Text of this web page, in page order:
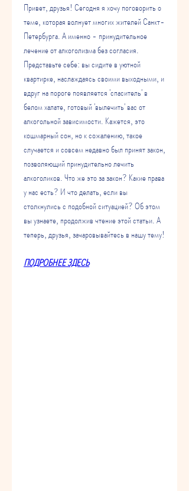
Привет, друзья! Сегодня я хочу поговорить о
теме, которая волнует многих жителей Санкт-
Петербурга. А именно - принудительное
лечение от алкоголизма без согласия.
Представьте себе: вы сидите в уютной
квартирке, наслаждаясь своими выходными, и
вдруг на пороге появляется 'спаситель' в
белом халате, готовый 'вылечить' вас от
алкогольной зависимости. Кажется, это
кошмарный сон, но к сожалению, такое
случается и совсем недавно был принят закон,
позволяющий принудительно лечить
алкоголиков. Что же это за закон? Какие права
у нас есть? И что делать, если вы
столкнулись с подобной ситуацией? Об этом
вы узнаете, продолжив чтение этой статьи. А
теперь, друзья, зачаровывайтесь в нашу тему!
ПОДРОБНЕЕ ЗДЕСЬ